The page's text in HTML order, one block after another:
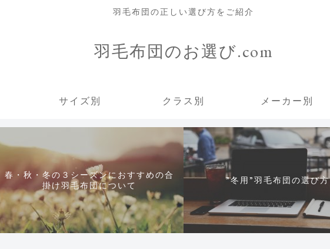
羽毛布団の正しい選び方をご紹介
羽毛布団のお選び.com
サイズ別 クラス別 メーカー別
春・秋・冬の３シーズンにおすすめの合
掛け羽毛布団について
”冬用”羽毛布団の選び方